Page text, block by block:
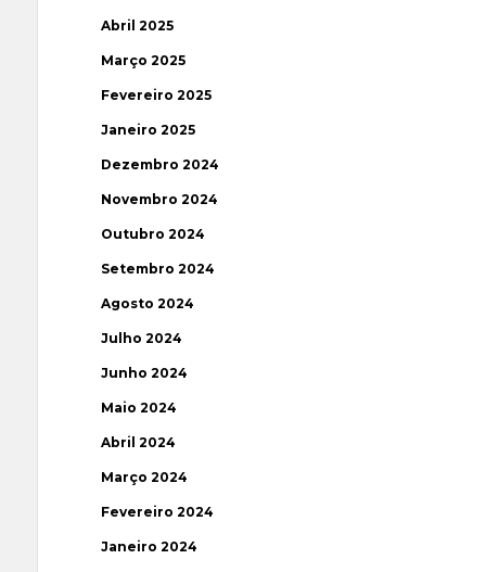
Abril 2025
Março 2025
Fevereiro 2025
Janeiro 2025
Dezembro 2024
Novembro 2024
Outubro 2024
Setembro 2024
Agosto 2024
Julho 2024
Junho 2024
Maio 2024
Abril 2024
Março 2024
Fevereiro 2024
Janeiro 2024